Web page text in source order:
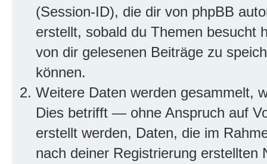
(Session-ID), die dir von phpBB
erstellt, sobald du Themen besucht
von dir gelesenen Beiträge zu
können.
Weitere Daten werden gesammelt,
Dies betrifft — ohne Anspruch auf
erstellt werden, Daten, die im
nach deiner Registrierung